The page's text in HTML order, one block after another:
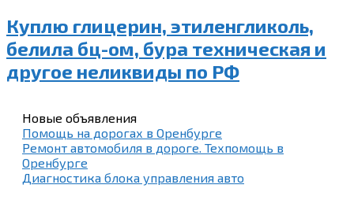
Куплю глицерин, этиленгликоль,
белила бц-ом, бура техническая и
другое неликвиды по РФ
Новые объявления
Помощь на дорогах в Оренбурге
Ремонт автомобиля в дороге. Техпомощь в
Оренбурге
Диагностика блока управления авто